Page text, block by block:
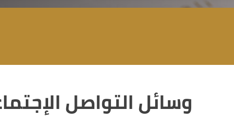
وسائل التواصل